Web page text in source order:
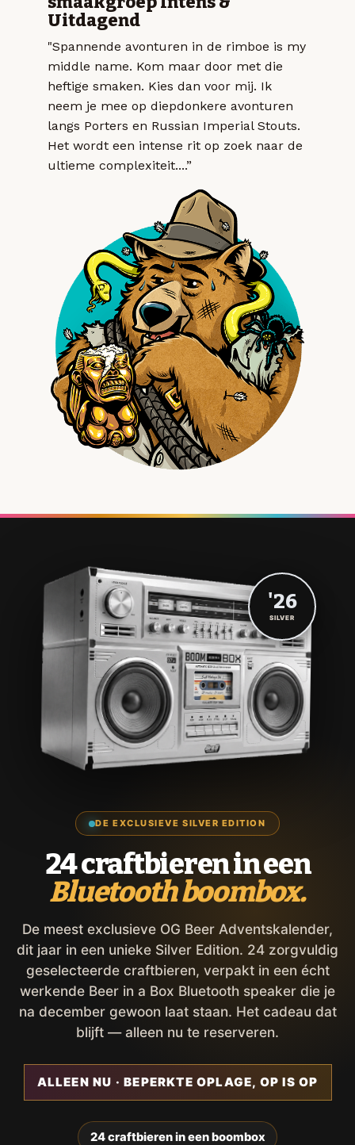
Uitdagend
"Spannende avonturen in de rimboe is my
middle name. Kom maar door met die
heftige smaken. Kies dan voor mij. Ik
neem je mee op diepdonkere avonturen
langs Porters en Russian Imperial Stouts.
Het wordt een intense rit op zoek naar de
ultieme complexiteit....”
DE EXCLUSIEVE SILVER EDITION
24 craftbieren in een
Bluetooth boombox.
De meest exclusieve OG Beer Adventskalender,
dit jaar in een unieke Silver Edition. 24 zorgvuldig
geselecteerde craftbieren, verpakt in een écht
werkende Beer in a Box Bluetooth speaker die je
na december gewoon laat staan. Het cadeau dat
blijft — alleen nu te reserveren.
ALLEEN NU · BEPERKTE OPLAGE, OP IS OP
24 craftbieren in een boombox
'26
SILVER